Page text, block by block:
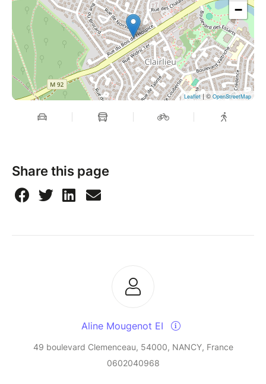
−
Leaflet| © OpenStreetMap
Share this page
Aline Mougenot EI
49 boulevard Clemenceau, 54000, NANCY, France
0602040968